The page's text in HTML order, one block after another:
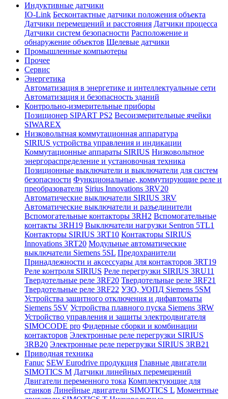
Индуктивные датчики
IO-Link Бесконтактные датчики положения объекта
Датчики перемещений и расстояния Датчики процесса
Датчики систем безопасности Расположение и
обнаружение объектов Щелевые датчики
Промышленные компьютеры
Прочее
Сервис
Энергетика
Автоматизация в энергетике и интеллектуальные сети
Автоматизация и безопасность зданий
Контрольно-измерительные приборы
Позиционер SIPART PS2 Весоизмерительные ячейки
SIWAREX
Низковольтная коммутационная аппаратура
SIRIUS устройства управления и индикации
Коммутационные аппараты SIRIUS Низковольтное
энергораспределение и установочная техника
Позиционные выключатели и выключатели для систем
безопасности Функциональные, коммутирующие реле и
преобразователи Sirius Innovations 3RV20
Автоматические выключатели SIRIUS 3RV
Автоматические выключатели и разъединители
Вспомогательные контакторы 3RH2 Вспомогательные
контакты 3RH19 Выключатели нагрузки Sentron 5TL1
Контакторы SIRIUS 3RT10 Контакторы SIRIUS
Innovations 3RT20 Модульные автоматические
выключатели Siemens 5SL Предохранители
Принадлежности и аксессуары для контакторов 3RT19
Реле контроля SIRIUS Реле перегрузки SIRIUS 3RU11
Твердотельные реле 3RF20 Твердотельные реле 3RF21
Твердотельные реле 3RF22 УЗО, УОПД Siemens 5SM
Устройства защитного отключения и дифавтоматы
Siemens 5SV Устройства плавного пуска Siemens 3RW
Устройство управления и защиты электродвигателя
SIMOCODE pro Фидерные сборки и комбинации
контакторов Электронные реле перегрузки SIRIUS
3RB20 Электронные реле перегрузки SIRIUS 3RB21
Приводная техника
Fanuc SEW Eurodrive продукция Главные двигатели
SIMOTICS M Датчики линейных перемещений
Двигатели переменного тока Комплектующие для
станков Линейные двигатели SIMOTICS L Моментные